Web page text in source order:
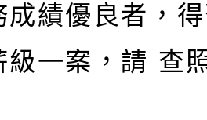
成績優良者，
級一案，請 查